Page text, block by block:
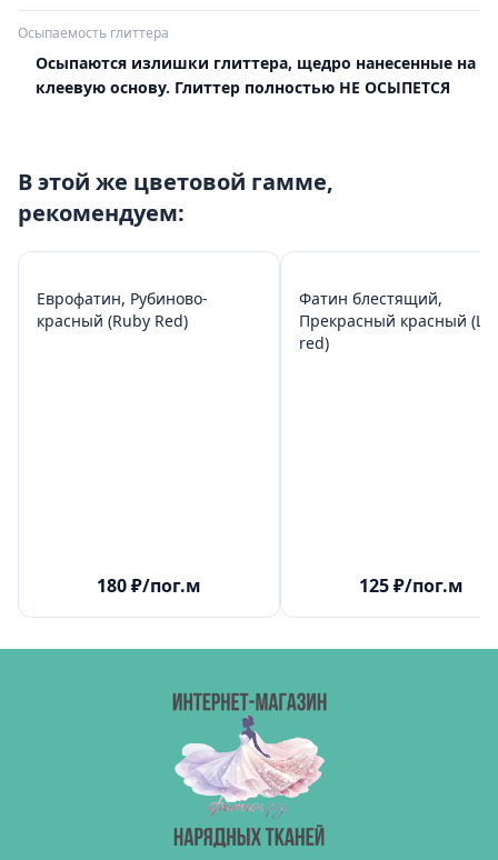
Осыпаемость глиттера
Осыпаются излишки глиттера, щедро нанесенные на
клеевую основу. Глиттер полностью НЕ ОСЫПЕТСЯ
В этой же цветовой гамме,
рекомендуем:
Еврофатин, Рубиново-
красный (Ruby Red)
180₽/пог.м
Фатин блестящий,
Прекрасный красный
red)
125₽/пог.м